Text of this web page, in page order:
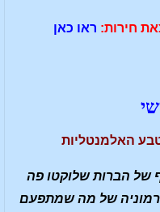
חירות: ראו כאן
האלמנטליות
של הברות שלוקטו פה
של מה שמתפעם